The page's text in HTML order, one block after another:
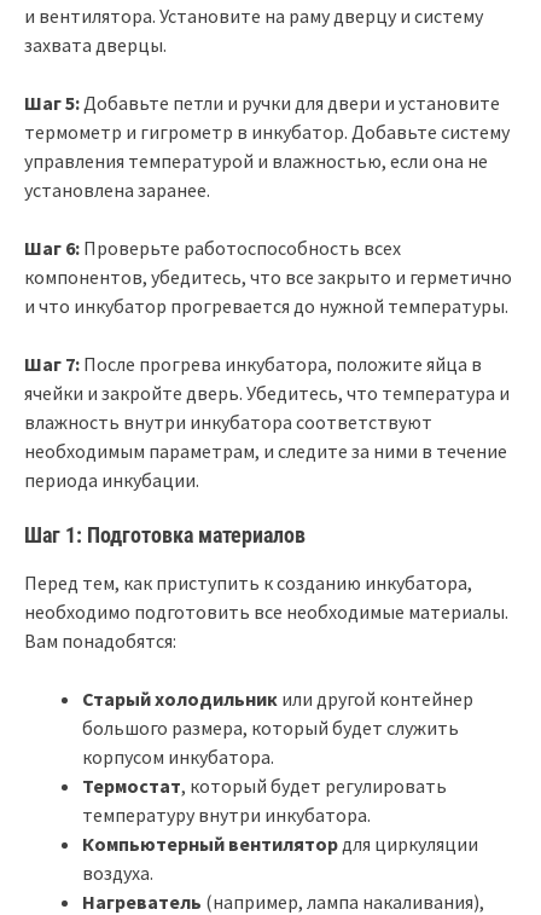
и вентилятора. Установите на раму дверцу и систему
захвата дверцы.
Шаг 5: Добавьте петли и ручки для двери и установите
термометр и гигрометр в инкубатор. Добавьте систему
управления температурой и влажностью, если она не
установлена заранее.
Шаг 6: Проверьте работоспособность всех
компонентов, убедитесь, что все закрыто и герметично
и что инкубатор прогревается до нужной температуры.
Шаг 7: После прогрева инкубатора, положите яйца в
ячейки и закройте дверь. Убедитесь, что температура и
влажность внутри инкубатора соответствуют
необходимым параметрам, и следите за ними в течение
периода инкубации.
Шаг 1: Подготовка материалов
Перед тем, как приступить к созданию инкубатора,
необходимо подготовить все необходимые материалы.
Вам понадобятся:
Старый холодильник или другой контейнер
большого размера, который будет служить
корпусом инкубатора.
Термостат, который будет регулировать
температуру внутри инкубатора.
Компьютерный вентилятор для циркуляции
воздуха.
Нагреватель (например, лампа накаливания),